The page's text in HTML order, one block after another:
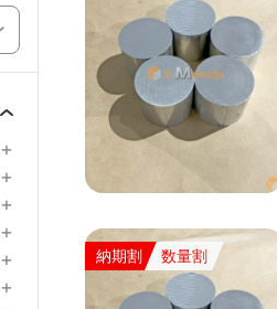
+
+
+
+
+
+
納期割 数量割